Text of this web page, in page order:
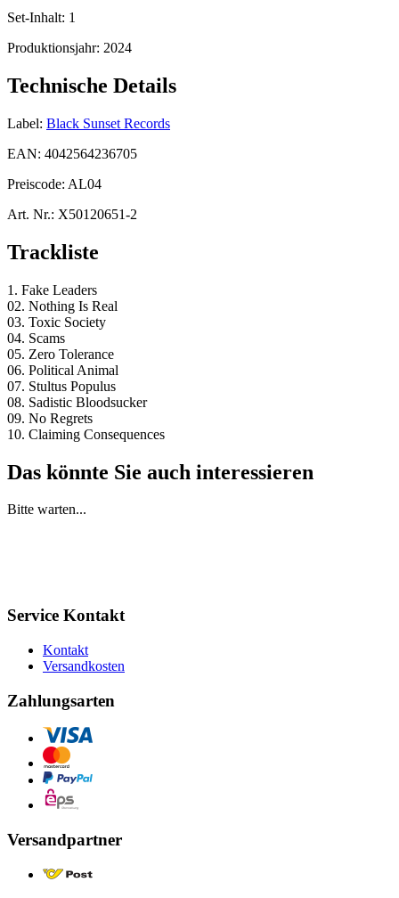
Set-Inhalt: 1
Produktionsjahr: 2024
Technische Details
Label: Black Sunset Records
EAN: 4042564236705
Preiscode: AL04
Art. Nr.: X50120651-2
Trackliste
1. Fake Leaders
02. Nothing Is Real
03. Toxic Society
04. Scams
05. Zero Tolerance
06. Political Animal
07. Stultus Populus
08. Sadistic Bloodsucker
09. No Regrets
10. Claiming Consequences
Das könnte Sie auch interessieren
Bitte warten...
Service Kontakt
Kontakt
Versandkosten
Zahlungsarten
Versandpartner